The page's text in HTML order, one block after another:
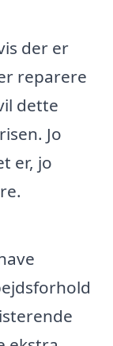
der er
reparere
dette
Jo
er, jo